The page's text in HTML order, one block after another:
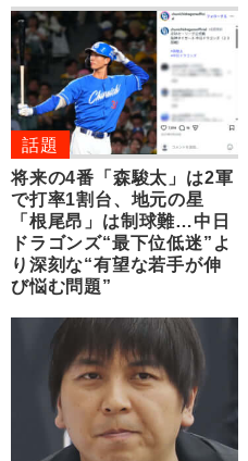
話題
将来の4番「森駿太」は2軍
で打率1割台、地元の星
「根尾昂」は制球難…中日
ドラゴンズ“最下位低迷”よ
り深刻な“有望な若手が伸
び悩む問題”